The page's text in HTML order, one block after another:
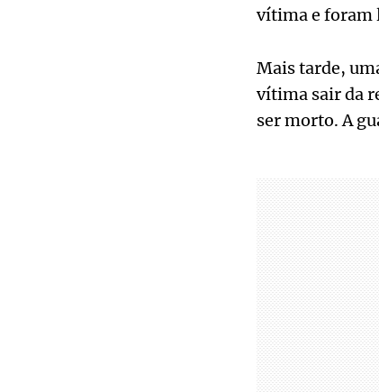
vítima e foram
Mais tarde,
vítima sair da
ser morto. A